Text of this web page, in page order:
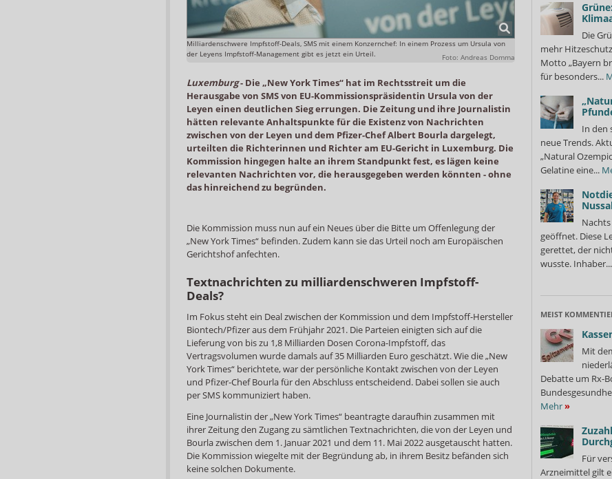
Milliardenschwere Impfstoff-Deals, SMS mit einem Konzernchef: In einem Prozess um Ursula von
der Leyens Impfstoff-Management gibt es jetzt ein Urteil.
Foto: Andreas Domma
Luxemburg- Die „New York Times“ hat im Rechtsstreit um die
Herausgabe von SMS von EU-Kommissionspräsidentin Ursula von der
Leyen einen deutlichen Sieg errungen. Die Zeitung und ihre Journalistin
hätten relevante Anhaltspunkte für die Existenz von Nachrichten
zwischen von der Leyen und dem Pfizer-Chef Albert Bourla dargelegt,
urteilten die Richterinnen und Richter am EU-Gericht in Luxemburg. Die
Kommission hingegen halte an ihrem Standpunkt fest, es lägen keine
relevanten Nachrichten vor, die herausgegeben werden könnten - ohne
das hinreichend zu begründen.
Die Kommission muss nun auf ein Neues über die Bitte um Offenlegung der
„New York Times“ befinden. Zudem kann sie das Urteil noch am Europäischen
Gerichtshof anfechten.
Textnachrichten zu milliardenschweren Impfstoff-
Deals?
Im Fokus steht ein Deal zwischen der Kommission und dem Impfstoff-Hersteller
Biontech/Pfizer aus dem Frühjahr 2021. Die Parteien einigten sich auf die
Lieferung von bis zu 1,8 Milliarden Dosen Corona-Impfstoff, das
Vertragsvolumen wurde damals auf 35 Milliarden Euro geschätzt. Wie die „New
York Times“ berichtete, war der persönliche Kontakt zwischen von der Leyen
und Pfizer-Chef Bourla für den Abschluss entscheidend. Dabei sollen sie auch
per SMS kommuniziert haben.
Eine Journalistin der „New York Times“ beantragte daraufhin zusammen mit
ihrer Zeitung den Zugang zu sämtlichen Textnachrichten, die von der Leyen und
Bourla zwischen dem 1. Januar 2021 und dem 11. Mai 2022 ausgetauscht hatten.
Die Kommission wiegelte mit der Begründung ab, in ihrem Besitz befänden sich
keine solchen Dokumente.
Die
mehr
Motto „Bayern
für besonders...
In den
neue Trends.
„Natural
Gelatine eine...
geöffnet. Diese
gerettet, der
wusste. Inhaber...
MEIST
Mit
Debatte um Rx-
Mehr»
Für
Arzneimittel gilt